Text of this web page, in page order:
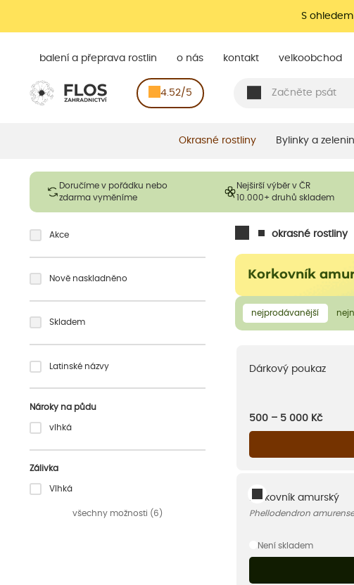
S
balení a přeprava rostlin o nás kontakt velkoobchod
4.52/5
Okrasné rostliny Bylinky a
Doručíme v pořádku nebo
zdarma vyměníme
Nejširší výběr v ČR
10.000+ druhů skladem
okrasné rostliny
Korkovník
nejprodávanější
Akce
Nově naskladněno
Skladem
Latinské názvy
Nároky na půdu
vlhká
Zálivka
Vlhká
všechny možnosti (6)
Dárkový poukaz
500 – 5 000 Kč
Korkovník amurský
Phellodendron amurense
Není skladem